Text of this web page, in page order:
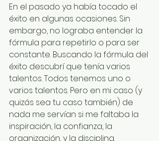
En el pasado ya había tocado el
éxito en algunas ocasiones. Sin
embargo, no lograba entender la
fórmula para repetirlo o para ser
constante. Buscando la fórmula del
éxito descubrí que tenía varios
talentos. Todos tenemos uno o
varios talentos. Pero en mi caso (y
quizás sea tu caso también) de
nada me servían si me faltaba la
inspiración, la confianza, la
organización, y la disciplina.